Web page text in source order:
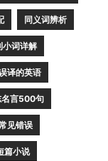
同义词辨析
小词详解
译的英语
名言500句
见错误
篇小说